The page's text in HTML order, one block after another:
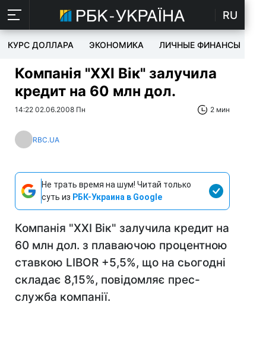
RU
КУРС ДОЛЛАРА ЭКОНОМИКА ЛИЧНЫЕ ФИНАНСЫ
Компанія "ХХІ Вік" залучила
кредит на 60 млн дол.
14:22 02.06.2008 Пн 2 мин
RBC.UA
Не трать время на шум! Читай только
суть из РБК-Украина в Google
Компанія "ХХІ Вік" залучила кредит на
60 млн дол. з плаваючою процентною
ставкою LIBOR +5,5%, що на сьогодні
складає 8,15%, повідомляє прес-
служба компанії.